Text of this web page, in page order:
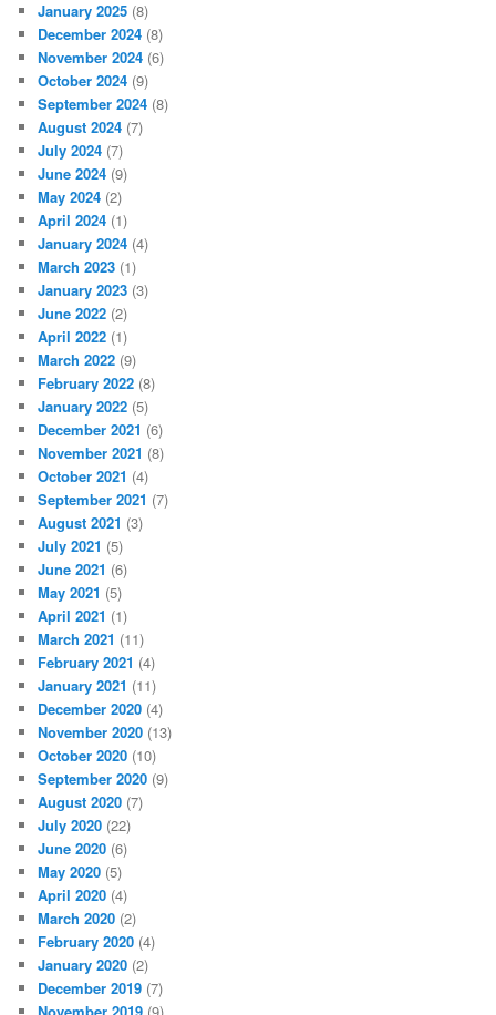
January 2025 (8)
December 2024 (8)
November 2024 (6)
October 2024 (9)
September 2024 (8)
August 2024 (7)
July 2024 (7)
June 2024 (9)
May 2024 (2)
April 2024 (1)
January 2024 (4)
March 2023 (1)
January 2023 (3)
June 2022 (2)
April 2022 (1)
March 2022 (9)
February 2022 (8)
January 2022 (5)
December 2021 (6)
November 2021 (8)
October 2021 (4)
September 2021 (7)
August 2021 (3)
July 2021 (5)
June 2021 (6)
May 2021 (5)
April 2021 (1)
March 2021 (11)
February 2021 (4)
January 2021 (11)
December 2020 (4)
November 2020 (13)
October 2020 (10)
September 2020 (9)
August 2020 (7)
July 2020 (22)
June 2020 (6)
May 2020 (5)
April 2020 (4)
March 2020 (2)
February 2020 (4)
January 2020 (2)
December 2019 (7)
November 2019 (9)